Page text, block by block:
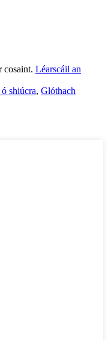
cosaint. Léarscáil an
shiúcra, Glóthach